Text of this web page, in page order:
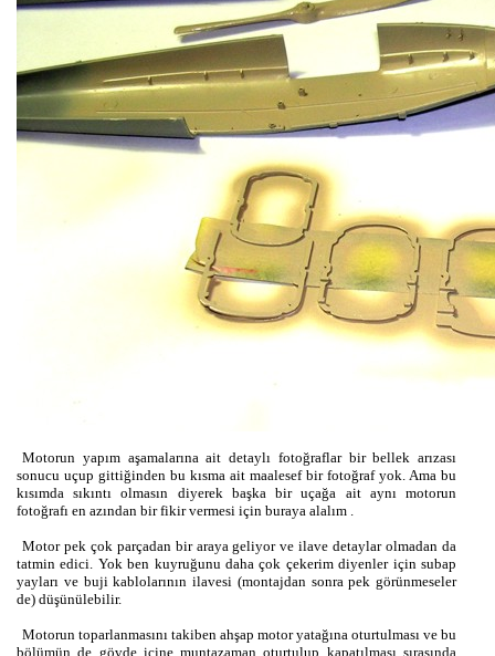
Motorun yapım aşamalarına ait detaylı fotoğraflar bir bellek arızası
sonucu uçup gittiğinden bu kısma ait maalesef bir fotoğraf yok. Ama bu
kısımda sıkıntı olmasın diyerek başka bir uçağa ait aynı motorun
fotoğrafı en azından bir fikir vermesi için buraya alalım .
Motor pek çok parçadan bir araya geliyor ve ilave detaylar olmadan da
tatmin edici. Yok ben kuyruğunu daha çok çekerim diyenler için subap
yayları ve buji kablolarının ilavesi (montajdan sonra pek görünmeseler
de) düşünülebilir.
Motorun toparlanmasını takiben ahşap motor yatağına oturtulması ve bu
bölümün de gövde içine muntazaman oturtulup kapatılması sırasında